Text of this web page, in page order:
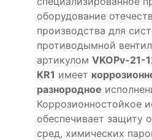
оборудование
производства для
противодымной
артикулом VKOPv-21-
KR1 имеет
разнородное
Коррозионностойкое
обеспечивает защиту
сред, химических